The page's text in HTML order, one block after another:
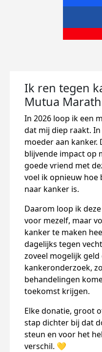
Ik ren tegen
Mutua
In 2026 loop ik een
dat mij diep raakt.
moeder aan kanker.
blijvende impact op
goede vriend met
voel ik opnieuw
naar kanker is.
Daarom loop ik
voor mezelf, maar
kanker te maken
dagelijks tegen
zoveel mogelijk
kankeronderzoek,
behandelingen
toekomst krijgen.
Elke donatie, groot
stap dichter bij dat
steun en voor het
verschil. 💛